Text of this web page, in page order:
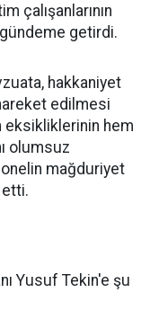
çalışanlarının
gündeme getirdi.
hakkaniyet
edilmesi
eksikliklerinin hem
olumsuz
mağduriyet
Yusuf Tekin'e şu